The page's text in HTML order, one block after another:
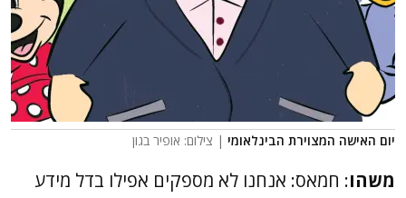
יום האישה המצוירת הבינלאומי | צילום: אופיר בגון
משהו: חמאס: אנחנו לא מספקים אפילו בדל מידע